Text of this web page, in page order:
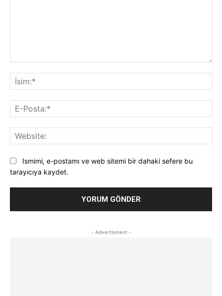
Ismimi, e-postamı ve web sitemi bir dahaki sefere bu
tarayıcıya kaydet.
- Advertisment -